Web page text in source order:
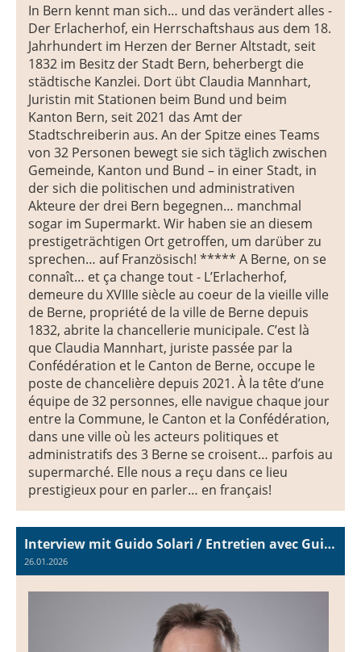
In Bern kennt man sich… und das verändert alles -
Der Erlacherhof, ein Herrschaftshaus aus dem 18.
Jahrhundert im Herzen der Berner Altstadt, seit
1832 im Besitz der Stadt Bern, beherbergt die
städtische Kanzlei. Dort übt Claudia Mannhart,
Juristin mit Stationen beim Bund und beim
Kanton Bern, seit 2021 das Amt der
Stadtschreiberin aus. An der Spitze eines Teams
von 32 Personen bewegt sie sich täglich zwischen
Gemeinde, Kanton und Bund – in einer Stadt, in
der sich die politischen und administrativen
Akteure der drei Bern begegnen… manchmal
sogar im Supermarkt. Wir haben sie an diesem
prestigeträchtigen Ort getroffen, um darüber zu
sprechen… auf Französisch! ***** A Berne, on se
connaît… et ça change tout - L’Erlacherhof,
demeure du XVIIIe siècle au coeur de la vieille ville
de Berne, propriété de la ville de Berne depuis
1832, abrite la chancellerie municipale. C’est là
que Claudia Mannhart, juriste passée par la
Confédération et le Canton de Berne, occupe le
poste de chancelière depuis 2021. À la tête d’une
équipe de 32 personnes, elle navigue chaque jour
entre la Commune, le Canton et la Confédération,
dans une ville où les acteurs politiques et
administratifs des 3 Berne se croisent… parfois au
supermarché. Elle nous a reçu dans ce lieu
prestigieux pour en parler… en français!
Interview mit Guido Solari / Entretien avec Guido Solari
26.01.2026